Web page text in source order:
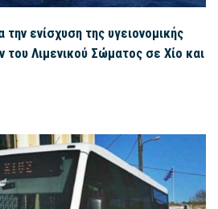
ενίσχυση της υγειονομικής
Λιμενικού Σώματος σε Χίο και